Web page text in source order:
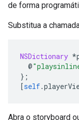
de forma
Substitua a
NSDictionary *
@
};
[self.
Abra o storyboard